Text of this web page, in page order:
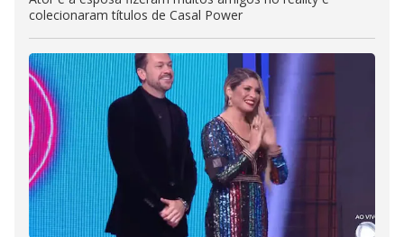
colecionaram títulos de Casal Power